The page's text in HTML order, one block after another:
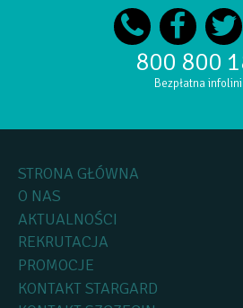
800 800
Bezpłatna
STRONA GŁÓWNA
O NAS
AKTUALNOŚCI
REKRUTACJA
PROMOCJE
KONTAKT STARGARD